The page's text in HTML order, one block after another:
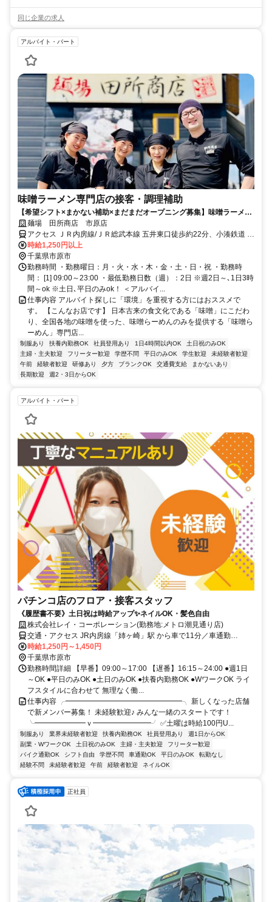
同じ企業の求人
アルバイト・パート
味噌ラーメン専門店の接客・調理補助
【希望シフト×まかない補助×まだまだオープニング募集】味噌ラーメン
専門店「麺場 田所商店 市原店」は、4月にオープンしたばかり！まだま
だ新しいお店だからこそ、みんなでアイデアを出し合いながら、もっと
居心地のいいお店をつくっていける楽しさがあります。ランチに働きた
い主婦（夫）さんも、学校帰りの学生さんも、しっかり稼ぎたいフリー
ターさんも大歓迎！味噌のいい香りに包まれながら、お客様の「また来
るね！」が増えていくお店を、一緒につくりませんか？今しか味わえな
い「オープニングのワクワク」を、ぜひ一緒に楽しみましょう！
麺場 田所商店 市原店
アクセス ＪＲ内房線/ＪＲ総武本線 五井東口徒歩約22分、小湊鉄道 五
井東口徒歩約22分、ＪＲ内房線/ＪＲ総武本線 八幡宿西口徒歩約29分
※車・バイク通勤OK
時給1,250円以上
千葉県市原市
勤務時間 ・勤務曜日：月・火・水・木・金・土・日・祝 ・勤務時
間： [1] 09:00～23:00 ・最低勤務日数（週）：2日 ※週2日～､1日3時
間～ok ※土日､平日のみok！ ＜アルバイ...
仕事内容 アルバイト探しに「環境」を重視する方にはおススメで
す。 【こんなお店です】 日本古来の食文化である「味噌」にこだわ
り、全国各地の味噌を使った、味噌らーめんのみを提供する「味噌ら
ーめん」専門店...
制服あり 扶養内勤務OK 社員登用あり 1日4時間以内OK
土日祝のみOK
主婦・主夫歓迎
フリーター歓迎 学歴不問 平日のみOK 学生歓迎
未経験者歓迎
午前
経験者歓迎 研修あり 夕方 ブランクOK 交通費支給
まかないあり
長期歓迎
週2・3日からOK
アルバイト・パート
パチンコ店のフロア・接客スタッフ
《履歴書不要》土日祝は時給アップ✨ネイルOK・髪色自由
株式会社レイ・コーポレーション(勤務地:メトロ潮見通り店)
交通・アクセス JR内房線「姉ヶ崎」駅 から車で11分／車通勤
OK（駐車場完備・ガソリン代支給）
時給1,250円～1,450円
千葉県市原市
勤務時間詳細 【早番】09:00～17:00 【遅番】16:15～24:00 ●週1日
～OK ●平日のみOK ●土日のみOK ●扶養内勤務OK ●WワークOK ライ
フスタイルに合わせて 無理なく働...
仕事内容 ╭━━━━━━━━━━━━━━━━╮ 新しくなった店舗
で新メンバー募集！ 未経験歓迎♪ みんな一緒のスタートです！
╰━━━━━━━ｖ━━━━━━━━╯ ✅土曜は時給100円U...
制服あり 業界未経験者歓迎 扶養内勤務OK 社員登用あり
週1日からOK
副業・WワークOK
土日祝のみOK 主婦・主夫歓迎
フリーター歓迎
バイク通勤OK
シフト自由 学歴不問 車通勤OK 平日のみOK
転勤なし
経験不問
未経験者歓迎 午前 経験者歓迎 ネイルOK
正社員